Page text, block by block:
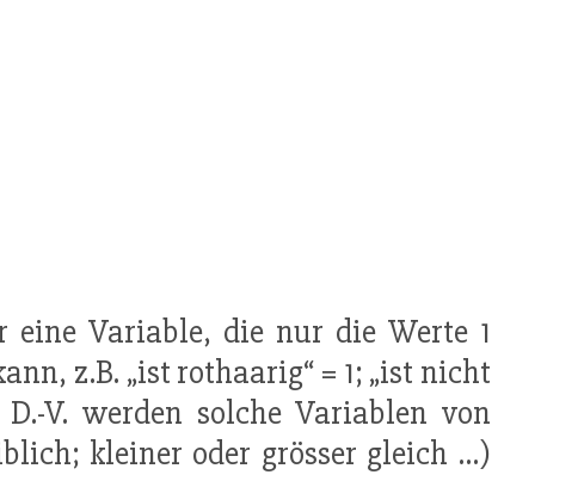
Variable, die nur die Werte 1
z.B. „ist rothaarig“ = 1; „ist nicht
V. werden solche Variablen von
kleiner oder grösser gleich ...)